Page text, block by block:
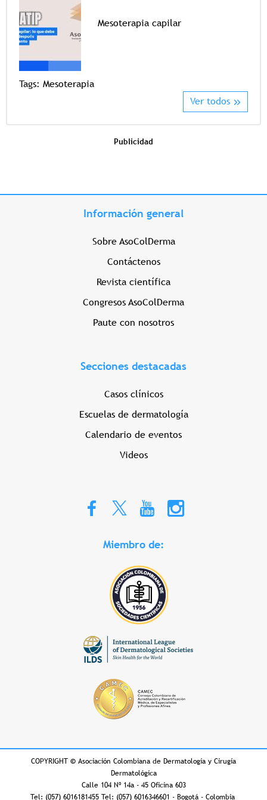
Mesoterapia capilar
Tags: Mesoterapia
Ver todos
Publicidad
Información general
Sobre AsoColDerma
Contáctenos
Revista científica
Congresos AsoColDerma
Paute con nosotros
Secciones destacadas
Casos clínicos
Escuelas de dermatología
Calendario de eventos
Videos
Miembro de:
COPYRIGHT © Asociación Colombiana de Dermatología y Cirugía
Dermatológica
Calle 104 Nº 14a - 45 Oficina 603
Tel: (057) 6016181455 Tel: (057) 6016346601 - Bogotá - Colombia